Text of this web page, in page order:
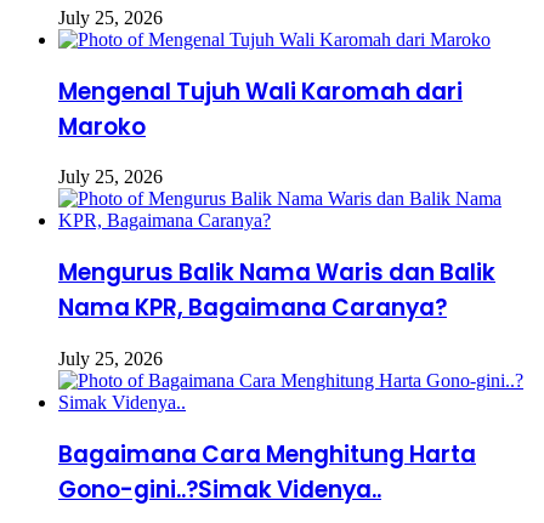
July 25, 2026
Mengenal Tujuh Wali Karomah dari
Maroko
July 25, 2026
Mengurus Balik Nama Waris dan Balik
Nama KPR, Bagaimana Caranya?
July 25, 2026
Bagaimana Cara Menghitung Harta
Gono-gini..?Simak Videnya..